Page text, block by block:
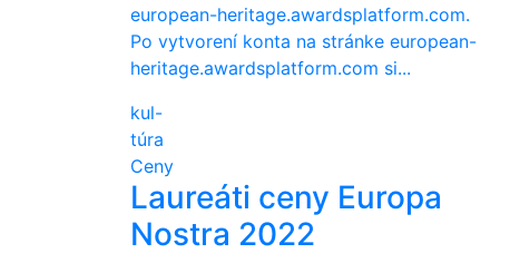
european-heritage.awardsplatform.com.
Po vytvorení konta na stránke european-
heritage.awardsplatform.com si...
kul-
túra
Ceny
Laureáti ceny Europa
Nostra 2022